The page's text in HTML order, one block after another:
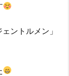
ントルメン」